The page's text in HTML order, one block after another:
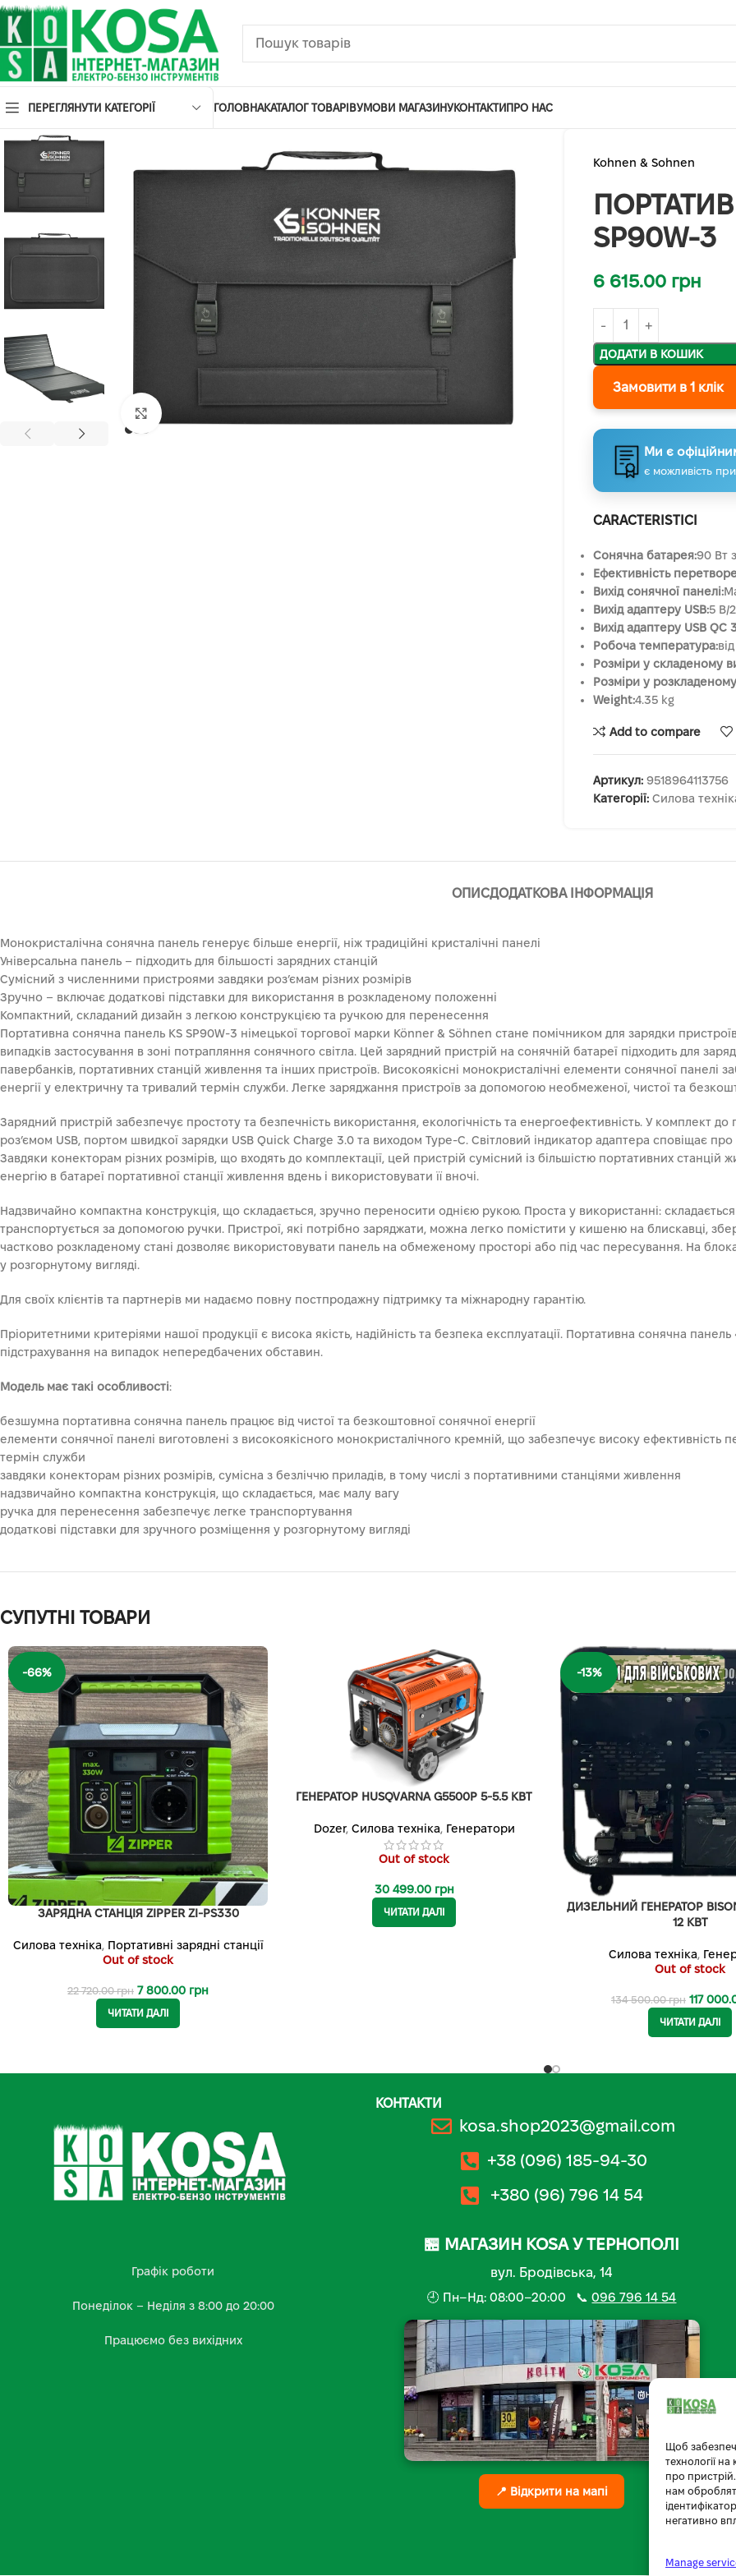
Щоб
технології
про
нам
негативно
Manage
ПЕРЕГЛЯНУТИ КАТЕГОРІЇ ГОЛОВНАКАТАЛОГ ТОВАРІВУМОВИ МАГАЗИНУКОНТАКТИПРО НАС
Kohnen & Sohnen
SP90W-3
6 615.00 грн
ДОДАТИ В КОШИК
Замовити в 1 клік
Ми є
є можливість
CARACTERISTICI
Сонячна батарея:90 Вт
Ефективність
Вихід сонячної панелі:
Вихід адаптеру USB:5 В/
Вихід адаптеру USB QC
Робоча температура:
Розміри у складеному
Розміри у
Weight:4.35 kg
Add to compare
Артикул: 9518964113756
Категорії: Силова
ОПИСДОДАТКОВА ІНФОРМАЦІЯ
Монокристалічна сонячна панель генерує більше енергії, ніж традиційні кристалічні панелі
Універсальна панель – підходить для більшості зарядних станцій
Сумісний з численними пристроями завдяки роз’ємам різних розмірів
Зручно – включає додаткові підставки для використання в розкладеному положенні
Компактний, складаний дизайн з легкою конструкцією та ручкою для перенесення
Портативна сонячна панель KS SP90W-3 німецької торгової марки Könner & Söhnen стане помічником для зарядки
випадків застосування в зоні потрапляння сонячного світла. Цей зарядний пристрій на сонячній батареї підходить для
павербанків, портативних станцій живлення та інших пристроїв. Високоякісні монокристалічні елементи сонячної панелі
енергії у електричну та тривалий термін служби. Легке заряджання пристроїв за допомогою необмеженої, чистої та
Зарядний пристрій забезпечує простоту та безпечність використання, екологічність та енергоефективність. У комплект
роз’ємом USB, портом швидкої зарядки USB Quick Charge 3.0 та виходом Type-C. Світловий індикатор адаптера сповіщає про
Завдяки конекторам різних розмірів, що входять до комплектації, цей пристрій сумісний із більшістю портативних
енергію в батареї портативної станції живлення вдень і використовувати її вночі.
Надзвичайно компактна конструкція, що складається, зручно переносити однією рукою. Проста у використанні:
транспортується за допомогою ручки. Пристрої, які потрібно заряджати, можна легко помістити у кишеню на блискавці,
частково розкладеному стані дозволяє використовувати панель на обмеженому просторі або під час пересування. На
у розгорнутому вигляді.
Для своїх клієнтів та партнерів ми надаємо повну постпродажну підтримку та міжнародну гарантію.
Пріоритетними критеріями нашої продукції є висока якість, надійність та безпека експлуатації. Портативна сонячна
підстрахування на випадок непередбачених обставин.
Модель має такі особливості:
безшумна портативна сонячна панель працює від чистої та безкоштовної сонячної енергії
елементи сонячної панелі виготовлені з високоякісного монокристалічного кремній, що забезпечує високу ефективність
термін служби
завдяки конекторам різних розмірів, сумісна з безліччю приладів, в тому числі з портативними станціями живлення
надзвичайно компактна конструкція, що складається, має малу вагу
ручка для перенесення забезпечує легке транспортування
додаткові підставки для зручного розміщення у розгорнутому вигляді
СУПУТНІ ТОВАРИ
-66%
ЗАРЯДНА СТАНЦІЯ ZIPPER ZI-PS330
Силова техніка, Портативні зарядні станції
Out of stock
22 720.00грн 7 800.00 грн
ЧИТАТИ ДАЛІ
ГЕНЕРАТОР HUSQVARNA G5500P 5-5.5 КВТ
Dozer, Силова техніка, Генератори
Out of stock
30 499.00 грн
ЧИТАТИ ДАЛІ
-13%
ДИЗЕЛЬНИЙ ГЕНЕРАТОР
12 КВТ
Силова техніка,
Out of stock
134 500.00грн 117
ЧИТАТИ ДАЛІ
Графік роботи
Понеділок – Неділя з 8:00 до 20:00
Працюємо без вихідних
КОНТАКТИ
kosa.shop2023@gmail.com
+38 (096) 185-94-30
+380 (96) 796 14 54
🏪 МАГАЗИН KOSA У ТЕРНОПОЛІ
вул. Бродівська, 14
🕘 Пн–Нд: 08:00–20:00 📞096 796 14 54
📍 Відкрити на мапі